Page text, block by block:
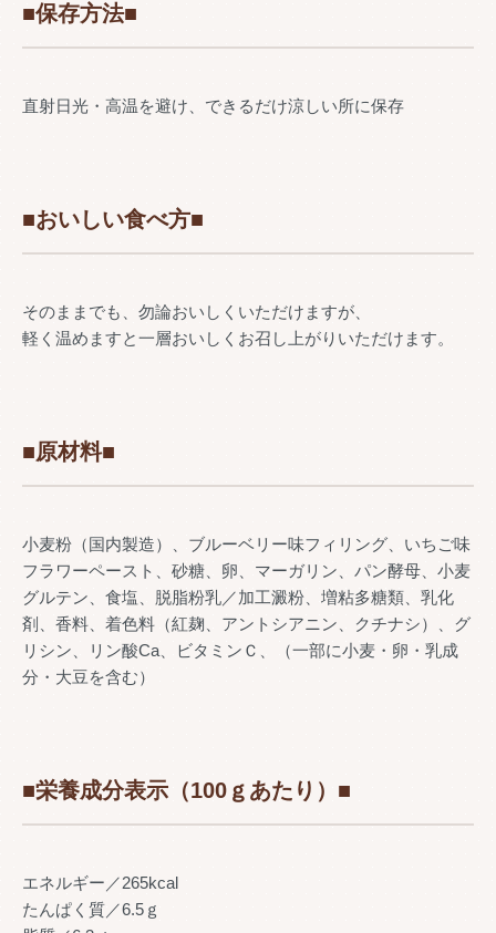
■保存方法■
直射日光・高温を避け、できるだけ涼しい所に保存
■おいしい食べ方■
そのままでも、勿論おいしくいただけますが、
軽く温めますと一層おいしくお召し上がりいただけます。
■原材料■
小麦粉（国内製造）、ブルーベリー味フィリング、いちご味
フラワーペースト、砂糖、卵、マーガリン、パン酵母、小麦
グルテン、食塩、脱脂粉乳／加工澱粉、増粘多糖類、乳化
剤、香料、着色料（紅麹、アントシアニン、クチナシ）、グ
リシン、リン酸Ca、ビタミンＣ、（一部に小麦・卵・乳成
分・大豆を含む）
■栄養成分表示（100ｇあたり）■
エネルギー／265kcal
たんぱく質／6.5ｇ